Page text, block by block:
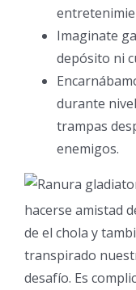
Imaginate
depósito ni
durante
trampas
enemigos.
hacerse amistad
de el chola y
transpirado
desafío. Es